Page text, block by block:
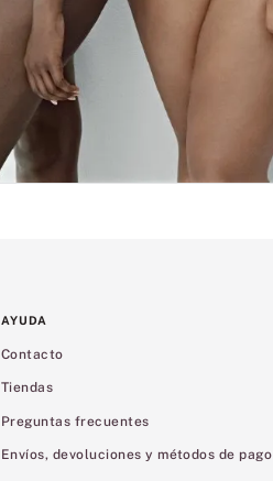
AYUDA
Contacto
Tiendas
Preguntas frecuentes
Envíos, devoluciones y métodos de pago